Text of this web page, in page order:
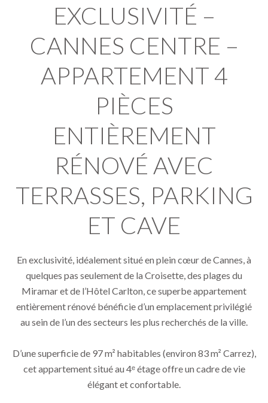
EXCLUSIVITÉ –
CANNES CENTRE –
APPARTEMENT 4
PIÈCES
ENTIÈREMENT
RÉNOVÉ AVEC
TERRASSES, PARKING
ET CAVE
En exclusivité, idéalement situé en plein cœur de Cannes, à
quelques pas seulement de la Croisette, des plages du
Miramar et de l’Hôtel Carlton, ce superbe appartement
entièrement rénové bénéficie d’un emplacement privilégié
au sein de l’un des secteurs les plus recherchés de la ville.
D’une superficie de 97 m² habitables (environ 83 m² Carrez),
cet appartement situé au 4ᵉ étage offre un cadre de vie
élégant et confortable.